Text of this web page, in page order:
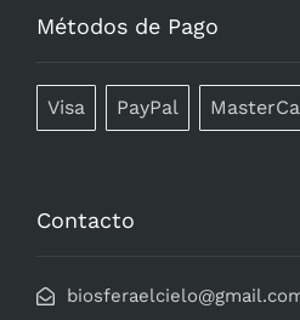
Métodos de Pago
Visa PayPal
Contacto